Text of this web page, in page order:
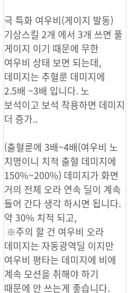
극 특화 여우비(게이지 발동)
기상스킬 2개 에서 3개 쓰면 풀
게이지 이기 때문에 무한
여우비 상태 보면 되는데,
데미지는 추혈룬 데미지에
2.5배 ~3배 입니다. 노
보석이고 보석 착용하면 데미지
더 증가..
(출혈룬에 3배~4배(여우비 노
치명이니 치적 출혈 데미지에
150%~200%) 데미지가 화면
거의 전체 오라 연속 딜이 계속
들어 간다 생각 하시면 됩니다.
약 30% 치적 되고,
※주의 할 건 여우비 오라
데미지는 자동광역딜 이지만
여우비 평타는 데미지에 비에
계속 모션을 취해야 하기
때문에 안 쓰는게 좋습니다.